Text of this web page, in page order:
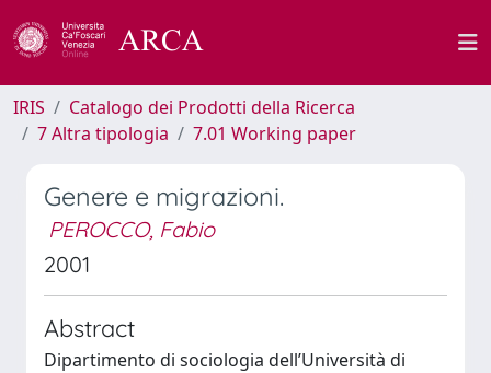
IRIS
Catalogo dei Prodotti della Ricerca
7 Altra tipologia
7.01 Working paper
Genere e migrazioni.
PEROCCO, Fabio
2001
Abstract
Dipartimento di sociologia dell’Università di